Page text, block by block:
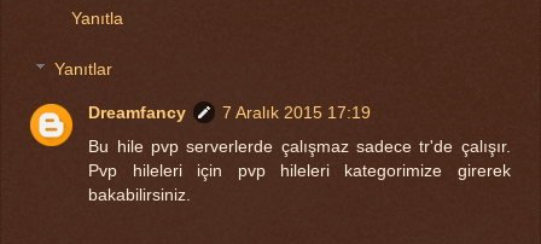
Yanıtla
Yanıtlar
Dreamfancy
7 Aralık 2015 17:19
Bu hile pvp serverlerde çalışmaz sadece tr'de çalışır.
Pvp hileleri için pvp hileleri kategorimize girerek
bakabilirsiniz.